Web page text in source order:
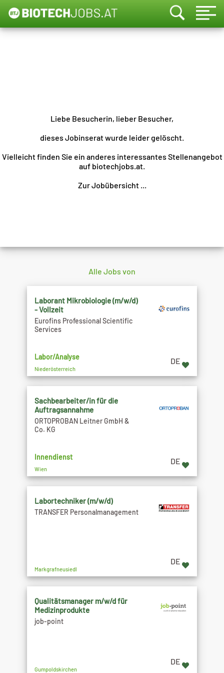
Liebe Besucherin, lieber Besucher,
dieses Jobinserat wurde leider gelöscht.
Vielleicht finden Sie ein anderes interessantes Stellenangebot
auf biotechjobs.at.
Zur Jobübersicht ...
Alle Jobs von
Laborant Mikrobiologie (m/w/d)
- Vollzeit
Eurofins Professional Scientific
Services
Labor/Analyse
Niederösterreich
DE
Sachbearbeiter/in für die
Auftragsannahme
ORTOPROBAN Leitner GmbH &
Co. KG
Innendienst
Wien
DE
Labortechniker (m/w/d)
TRANSFER Personalmanagement
Markgrafneusiedl
DE
Qualitätsmanager m/w/d für
Medizinprodukte
job-point
Gumpoldskirchen
DE